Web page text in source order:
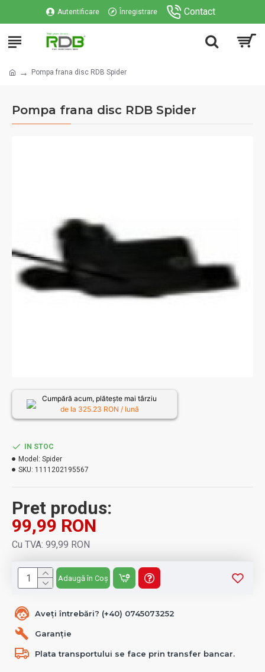
Autentificare Înregistrare Contact
Pompa frana disc RDB Spider
Pompa frana disc RDB Spider
Aveți întrebări? (+40) 0745073252
Garanție
Plata transportului se face prin transfer bancar.
Pret produs:
99,99 RON
Cu TVA: 99,99 RON
IN STOC
Model: Spider
SKU: 1111202195567
Adaugă în Coș
Cumpără acum, plătește mai târziu
de la 325.23 RON / lună